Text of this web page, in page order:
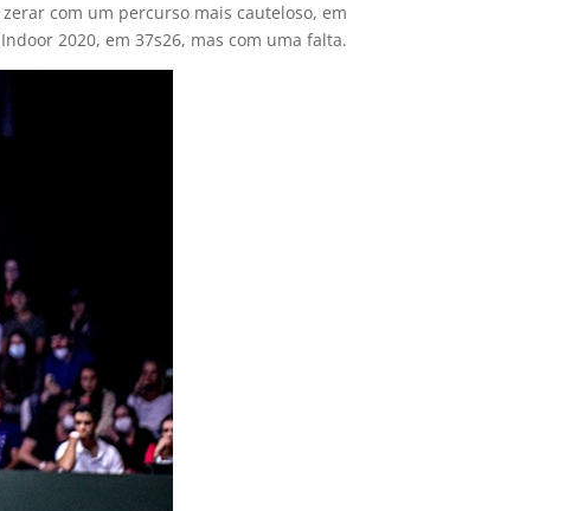
com um percurso mais cauteloso, em
2020, em 37s26, mas com uma falta.